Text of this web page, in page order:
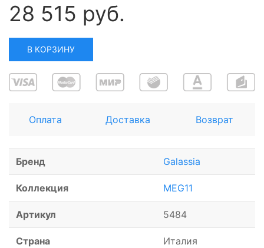
28 515 руб.
В КОРЗИНУ
Оплата Доставка Возврат
Бренд Galassia
Коллекция MEG11
Артикул 5484
Страна Италия